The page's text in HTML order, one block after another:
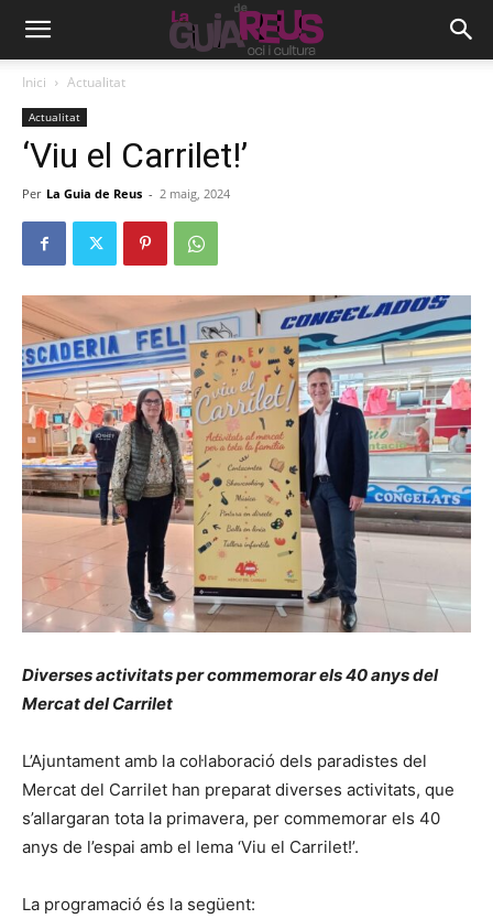
Inici Actualitat
Actualitat
‘Viu el Carrilet!’
Per La Guia de Reus - 2 maig, 2024
Diverses activitats per commemorar els 40 anys del
Mercat del Carrilet
L’Ajuntament amb la col·laboració dels paradistes del
Mercat del Carrilet han preparat diverses activitats, que
s’allargaran tota la primavera, per commemorar els 40
anys de l’espai amb el lema ‘Viu el Carrilet!’.
La programació és la següent: